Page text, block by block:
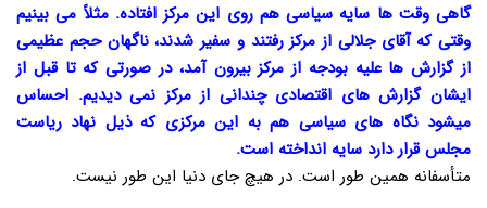
گاهی وقت ها سایه سیاسی هم روی این مرکز افتاده. مثلاً می بینیم
وقتی که آقای جلالی از مرکز رفتند و سفیر شدند، ناگهان حجم عظیمی
از گزارش ها علیه بودجه از مرکز بیرون آمد، در صورتی که تا قبل از
ایشان گزارش های اقتصادی چندانی از مرکز نمی دیدیم. احساس
میشود نگاه های سیاسی هم به این مرکزی که ذیل نهاد ریاست
مجلس قرار دارد سایه انداخته است.
متأسفانه همین طور است. در هیچ جای دنیا این طور نیست.